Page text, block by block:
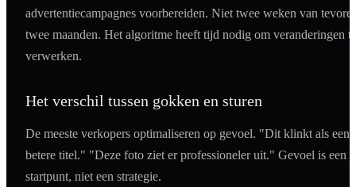
advertentiecampagnes voorbereiden. Niet twee weken van
twee maanden. Het algoritme heeft tijd nodig om veranderingen te
verwerken.
Het verschil tussen gokken en sturen
De meeste verkopers optimaliseren op gevoel. "Dit klinkt als een
betere titel." "Deze foto ziet er professioneler uit." Gevoel is een
startpunt, niet een strategie.